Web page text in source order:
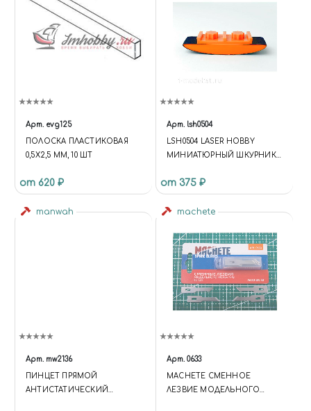
Арт. evg125
ПОЛОСКА ПЛАСТИКОВАЯ
0,5Х2,5 ММ, 10 ШТ
от 620 ₽
Арт. lsh0504
LSH0504 LASER HOBBY
МИНИАТЮРНЫЙ ШКУРНИК
от 375 ₽
manwah
Арт. mw2136
ПИНЦЕТ ПРЯМОЙ
АНТИСТАТИЧЕСКИЙ
machete
Арт. 0633
MACHETE СМЕННОЕ
ЛЕЗВИЕ МОДЕЛЬНОГО